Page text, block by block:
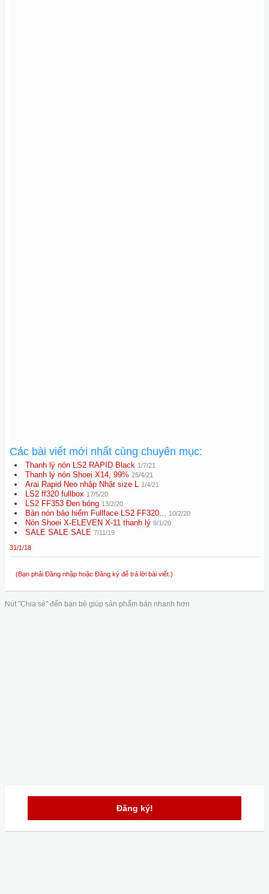
Các bài viết mới nhất cùng chuyên mục:
Thanh lý nón LS2 RAPID Black 1/7/21
Thanh lý nón Shoei X14, 99% 25/4/21
Arai Rapid Neo nhập Nhật size L 1/4/21
LS2 ff320 fullbox 17/5/20
LS2 FF353 Đen bóng 13/2/20
Bán nón bảo hiểm Fullface LS2 FF320... 10/2/20
Nón Shoei X-ELEVEN X-11 thanh lý 9/1/20
SALE SALE SALE 7/11/19
31/1/18
(Bạn phải Đăng nhập hoặc Đăng ký để trả lời bài viết.)
Nút "Chia sẻ" đến bạn bè giúp sản phẩm bán nhanh hơn
Đăng ký!